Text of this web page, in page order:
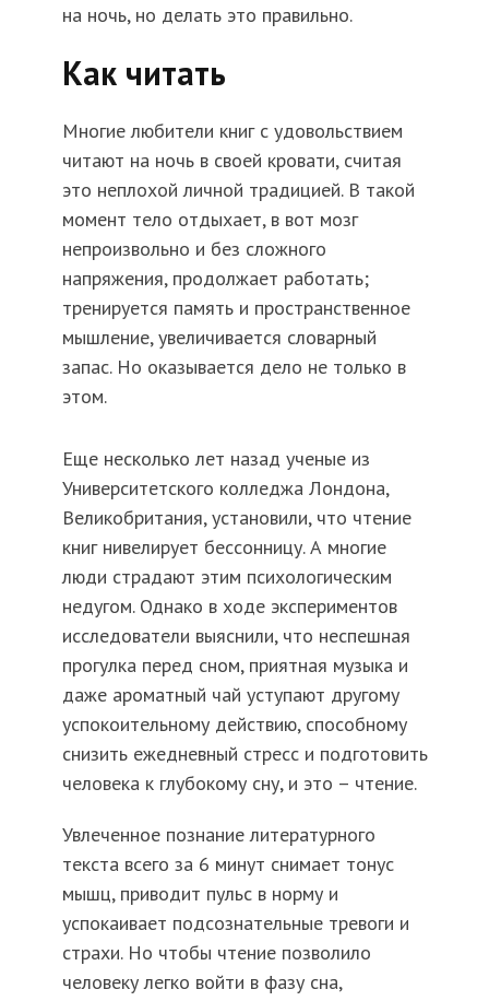
на ночь, но делать это правильно.
Как читать
Многие любители книг с удовольствием
читают на ночь в своей кровати, считая
это неплохой личной традицией. В такой
момент тело отдыхает, в вот мозг
непроизвольно и без сложного
напряжения, продолжает работать;
тренируется память и пространственное
мышление, увеличивается словарный
запас. Но оказывается дело не только в
этом.
Еще несколько лет назад ученые из
Университетского колледжа Лондона,
Великобритания, установили, что чтение
книг нивелирует бессонницу. А многие
люди страдают этим психологическим
недугом. Однако в ходе экспериментов
исследователи выяснили, что неспешная
прогулка перед сном, приятная музыка и
даже ароматный чай уступают другому
успокоительному действию, способному
снизить ежедневный стресс и подготовить
человека к глубокому сну, и это – чтение.
Увлеченное познание литературного
текста всего за 6 минут снимает тонус
мышц, приводит пульс в норму и
успокаивает подсознательные тревоги и
страхи. Но чтобы чтение позволило
человеку легко войти в фазу сна,